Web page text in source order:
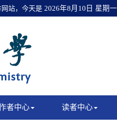
站，今天是 2026年8月10日 星期一
者中心 读者中心